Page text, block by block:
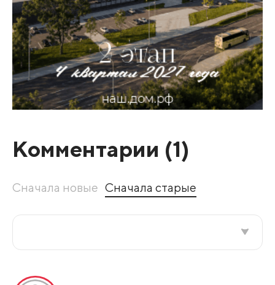
Комментарии (1)
Сначала новые Сначала старые